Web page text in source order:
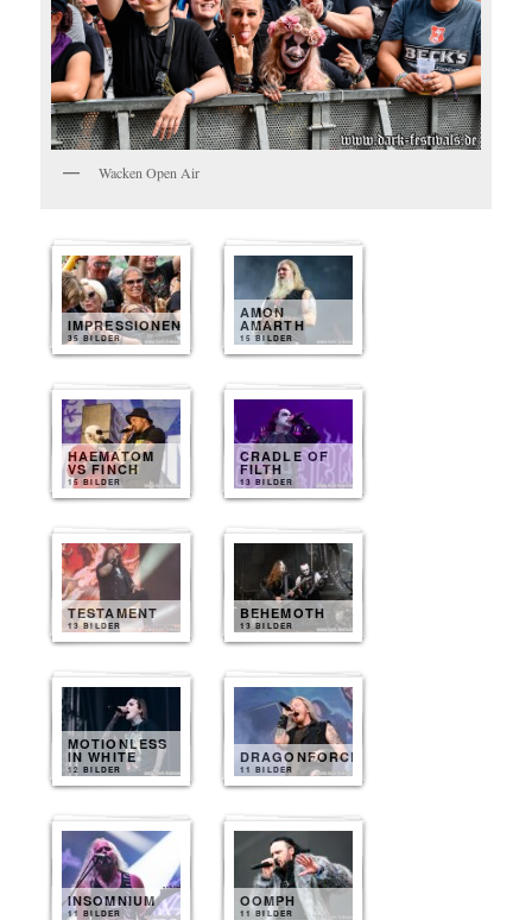
Wacken Open Air
IMPRESSIONEN
35 BILDER
AMON
AMARTH
15 BILDER
HAEMATOM
VS FINCH
15 BILDER
CRADLE OF
FILTH
13 BILDER
TESTAMENT
13 BILDER
BEHEMOTH
13 BILDER
MOTIONLESS
IN WHITE
12 BILDER
DRAGONFORCE
11 BILDER
INSOMNIUM
11 BILDER
OOMPH
11 BILDER